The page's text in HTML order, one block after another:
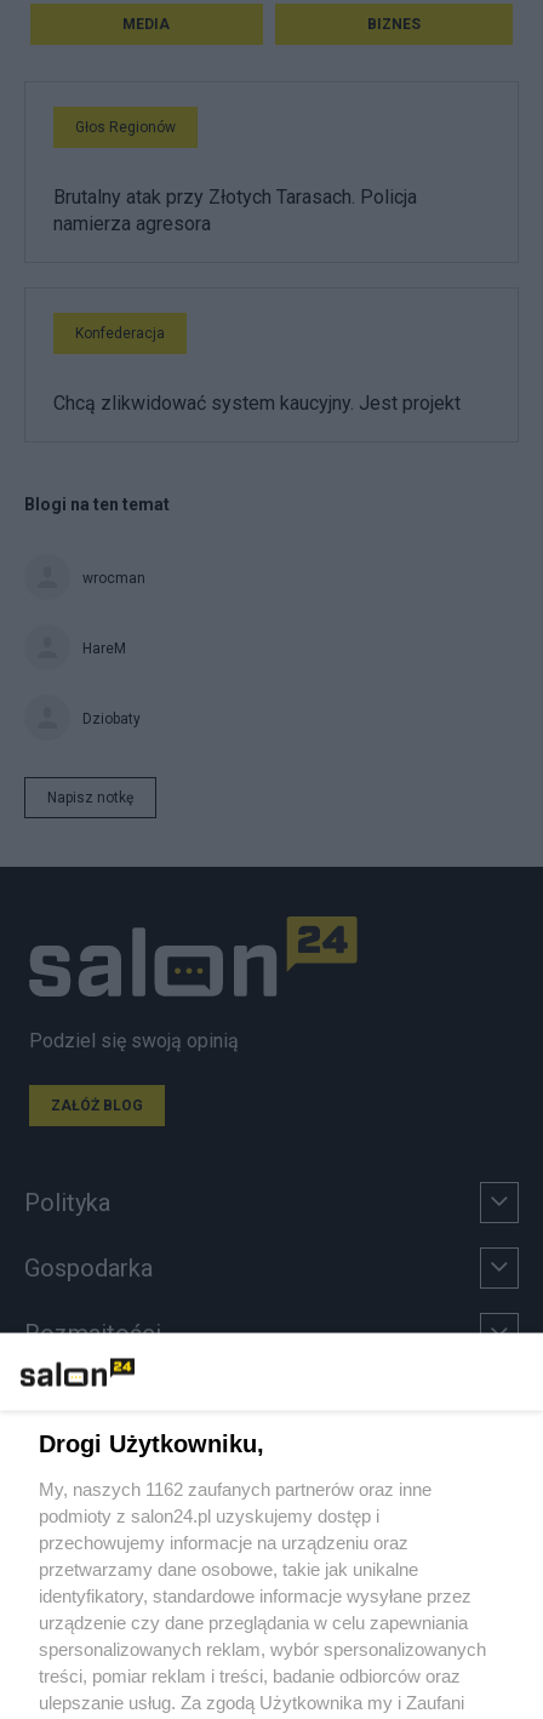
MEDIA BIZNES
Głos Regionów
Brutalny atak przy Złotych Tarasach. Policja
namierza agresora
Konfederacja
Chcą zlikwidować system kaucyjny. Jest projekt
Blogi na ten temat
wrocman
HareM
Dziobaty
Napisz notkę
Podziel się swoją opinią
ZAŁÓŻ BLOG
Polityka
Gospodarka
Rozmaitości
Sport
Społeczeństwo
Kultura
X Facebook Instagram Youtube
Drogi Użytkowniku,
My, naszych 1162 zaufanych partnerów oraz inne
podmioty z salon24.pl uzyskujemy dostęp i
przechowujemy informacje na urządzeniu oraz
przetwarzamy dane osobowe, takie jak unikalne
identyfikatory, standardowe informacje wysyłane przez
urządzenie czy dane przeglądania w celu zapewniania
spersonalizowanych reklam, wybór spersonalizowanych
treści, pomiar reklam i treści, badanie odbiorców oraz
ulepszanie usług. Za zgodą Użytkownika my i Zaufani